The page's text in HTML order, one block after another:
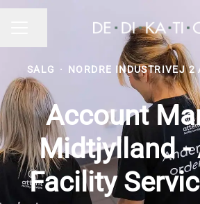
SALG · NORDRE INDUSTRIVEJ
Account
Midtjylland -
Facility